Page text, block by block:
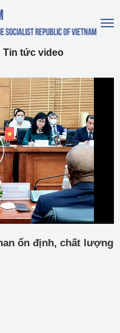
Tin tức video
ổn định, chất lượng